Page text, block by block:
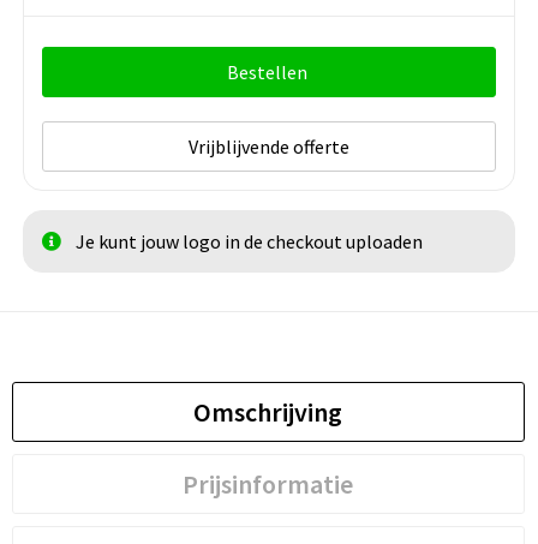
Bestellen
Vrijblijvende offerte
Je kunt jouw logo in de checkout uploaden
Omschrijving
Prijsinformatie